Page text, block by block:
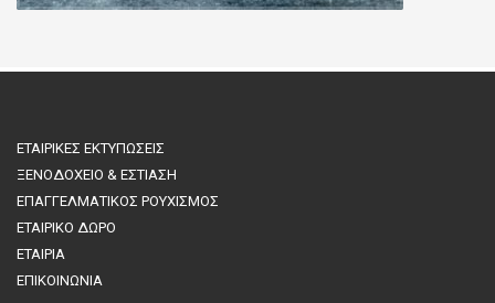
ΕΤΑΙΡΙΚΕΣ ΕΚΤΥΠΩΣΕΙΣ
ΞΕΝΟΔΟΧΕΙΟ & ΕΣΤΙΑΣΗ
ΕΠΑΓΓΕΛΜΑΤΙΚΟΣ ΡΟΥΧΙΣΜΟΣ
ΕΤΑΙΡΙΚΟ ΔΩΡΟ
ΕΤΑΙΡΙΑ
ΕΠΙΚΟΙΝΩΝΙΑ